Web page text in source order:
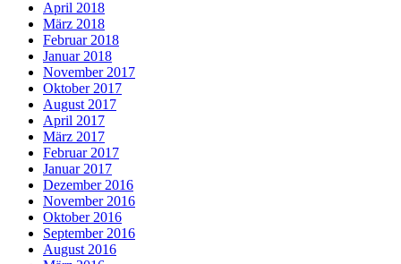
April 2018
März 2018
Februar 2018
Januar 2018
November 2017
Oktober 2017
August 2017
April 2017
März 2017
Februar 2017
Januar 2017
Dezember 2016
November 2016
Oktober 2016
September 2016
August 2016